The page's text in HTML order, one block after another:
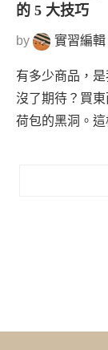
的 5 大技巧
by 實習編
有多少商品，
沒了期待？買
荷包的黑洞。